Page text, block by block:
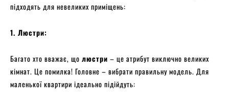
підходять для невеликих приміщень:
1. Люстри:
Багато хто вважає, що люстри – це атрибут виключно великих
кімнат. Це помилка! Головне – вибрати правильну модель. Для
маленької квартири ідеально підійдуть: